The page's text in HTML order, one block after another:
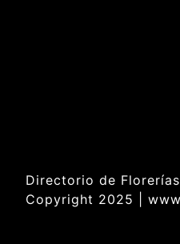
Directorio de
Copyright 2025 |